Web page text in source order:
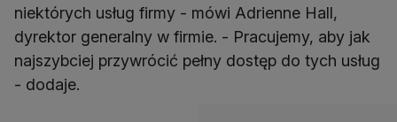
niektórych usług firmy - mówi Adrienne Hall,
dyrektor generalny w firmie. - Pracujemy, aby jak
najszybciej przywrócić pełny dostęp do tych usług
- dodaje.